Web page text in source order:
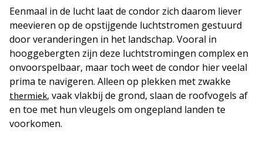
Eenmaal in de lucht laat de condor zich daarom liever
meevieren op de opstijgende luchtstromen gestuurd
door veranderingen in het landschap. Vooral in
hooggebergten zijn deze luchtstromingen complex en
onvoorspelbaar, maar toch weet de condor hier veelal
prima te navigeren. Alleen op plekken met zwakke
thermiek, vaak vlakbij de grond, slaan de roofvogels af
en toe met hun vleugels om ongepland landen te
voorkomen.